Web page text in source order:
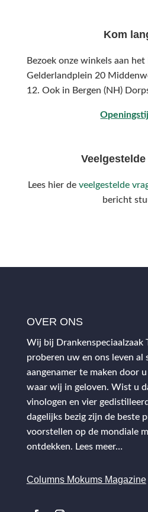
Kom
Bezoek onze winkels aan
Gelderlandplein 20
12. Ook in Bergen (NH)
Lees hier deveelgestelde
bericht
OVER ONS
Wij bij Drankenspeciaalzaak
proberen uw en ons leven al
aangenamer te maken door
waar wij in geloven. Wist u
vinologen en vier
dagelijks bezig zijn de beste
voorstellen op de mondiale
ontdekken. Lees meer…
Columns Mokums Magazine